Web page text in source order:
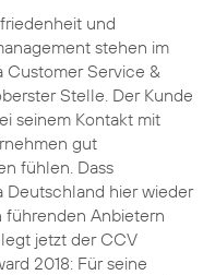
und
stehen im
Customer Service &
Stelle. Der Kunde
seinem Kontakt mit
gut
fühlen. Dass
Deutschland hier wieder
führenden Anbietern
jetzt der CCV
2018: Für seine